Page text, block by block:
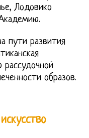
Лодовико
пути развития
рассудочной
образов.